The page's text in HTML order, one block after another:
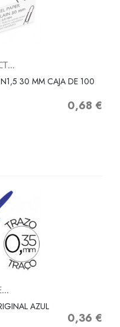
30 MM CAJA DE 100
Precio
0,68 €
AZUL
Precio
0,36 €